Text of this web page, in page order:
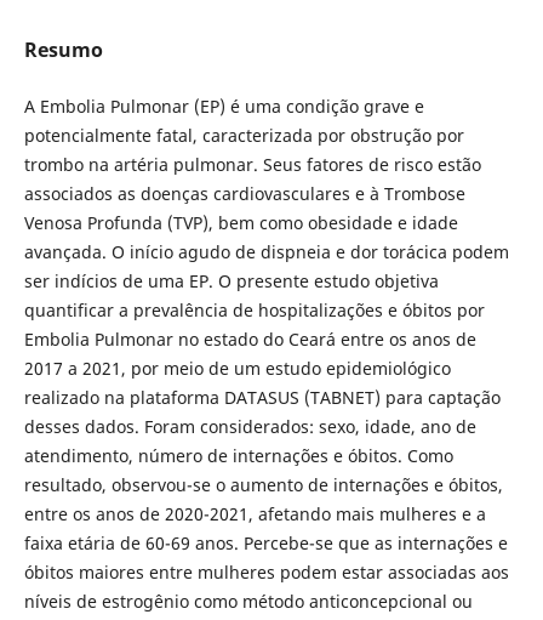
Resumo
A Embolia Pulmonar (EP) é uma condição grave e
potencialmente fatal, caracterizada por obstrução por
trombo na artéria pulmonar. Seus fatores de risco estão
associados as doenças cardiovasculares e à Trombose
Venosa Profunda (TVP), bem como obesidade e idade
avançada. O início agudo de dispneia e dor torácica podem
ser indícios de uma EP. O presente estudo objetiva
quantificar a prevalência de hospitalizações e óbitos por
Embolia Pulmonar no estado do Ceará entre os anos de
2017 a 2021, por meio de um estudo epidemiológico
realizado na plataforma DATASUS (TABNET) para captação
desses dados. Foram considerados: sexo, idade, ano de
atendimento, número de internações e óbitos. Como
resultado, observou-se o aumento de internações e óbitos,
entre os anos de 2020-2021, afetando mais mulheres e a
faixa etária de 60-69 anos. Percebe-se que as internações e
óbitos maiores entre mulheres podem estar associadas aos
níveis de estrogênio como método anticoncepcional ou